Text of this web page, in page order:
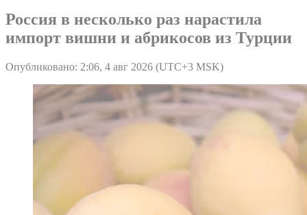
Россия в несколько раз нарастила
импорт вишни и абрикосов из Турции
Опубликовано: 2:06, 4 авг 2026 (UTC+3 MSK)